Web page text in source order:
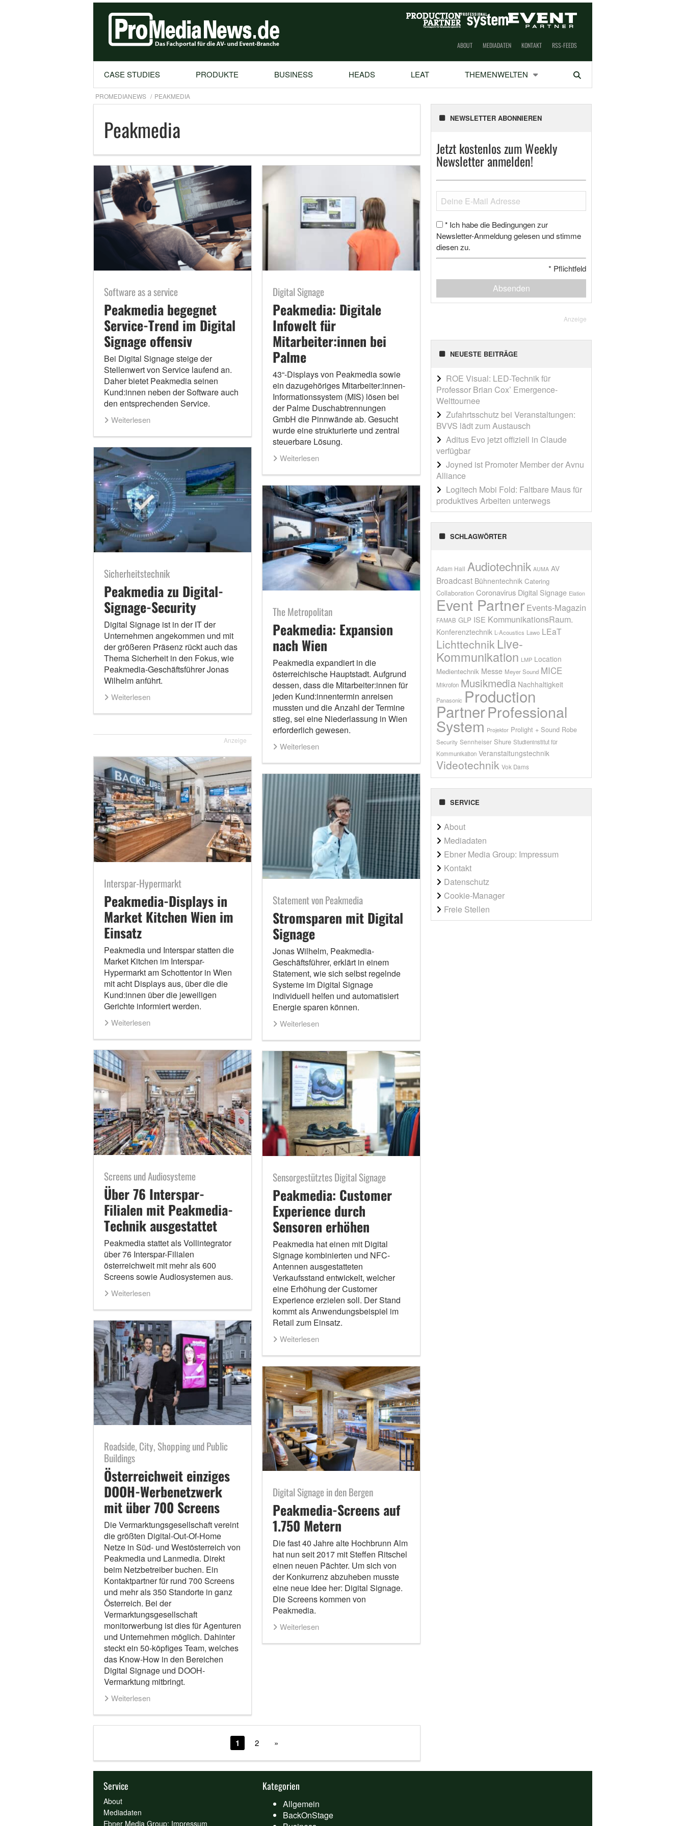
ABOUT MEDIADATEN KONTAKT RSS-FEEDS
CASE STUDIES PRODUKTE BUSINESS HEADS LEAT THEMENWELTEN Suchen
PROMEDIANEWS PEAKMEDIA
Peakmedia
Software as a service
Peakmedia begegnet
Service-Trend im Digital
Signage offensiv
Bei Digital Signage steige der
Stellenwert von Service laufend an.
Daher bietet Peakmedia seinen
Kund:innen neben der Software auch
den entsprechenden Service.
Weiterlesen
Sicherheitstechnik
Peakmedia zu Digital-
Signage-Security
Digital Signage ist in der IT der
Unternehmen angekommen und mit
der größeren Präsenz rückt auch das
Thema Sicherheit in den Fokus, wie
Peakmedia-Geschäftsführer Jonas
Wilhelm anführt.
Weiterlesen
Digital Signage
Peakmedia: Digitale
Infowelt für
Mitarbeiter:innen bei
Palme
43“-Displays von Peakmedia sowie
ein dazugehöriges Mitarbeiter:innen-
Informationssystem (MIS) lösen bei
der Palme Duschabtrennungen
GmbH die Pinnwände ab. Gesucht
wurde eine strukturierte und zentral
steuerbare Lösung.
Weiterlesen
Anzeige
The Metropolitan
Peakmedia: Expansion
nach Wien
Peakmedia expandiert in die
österreichische Hauptstadt. Aufgrund
dessen, dass die Mitarbeiter:innen für
jeden Kund:innentermin anreisen
mussten und die Anzahl der Termine
stieg, sei eine Niederlassung in Wien
erforderlich gewesen.
Weiterlesen
Interspar-Hypermarkt
Peakmedia-Displays in
Market Kitchen Wien im
Einsatz
Peakmedia und Interspar statten die
Market Kitchen im Interspar-
Hypermarkt am Schottentor in Wien
mit acht Displays aus, über die die
Kund:innen über die jeweiligen
Gerichte informiert werden.
Weiterlesen
Statement von Peakmedia
Stromsparen mit Digital
Signage
Jonas Wilhelm, Peakmedia-
Geschäftsführer, erklärt in einem
Statement, wie sich selbst regelnde
Systeme im Digital Signage
individuell helfen und automatisiert
Energie sparen können.
Weiterlesen
Screens und Audiosysteme
Über 76 Interspar-
Filialen mit Peakmedia-
Technik ausgestattet
Peakmedia stattet als Vollintegrator
über 76 Interspar-Filialen
österreichweit mit mehr als 600
Screens sowie Audiosystemen aus.
Weiterlesen
Sensorgestütztes Digital Signage
Peakmedia: Customer
Experience durch
Sensoren erhöhen
Peakmedia hat einen mit Digital
Signage kombinierten und NFC-
Antennen ausgestatteten
Verkaufsstand entwickelt, welcher
eine Erhöhung der Customer
Experience erzielen soll. Der Stand
kommt als Anwendungsbeispiel im
Retail zum Einsatz.
Weiterlesen
Roadside, City, Shopping und Public
Buildings
Österreichweit einziges
DOOH-Werbenetzwerk
mit über 700 Screens
Die Vermarktungsgesellschaft vereint
die größten Digital-Out-Of-Home
Netze in Süd- und Westösterreich von
Peakmedia und Lanmedia. Direkt
beim Netzbetreiber buchen. Ein
Kontaktpartner für rund 700 Screens
und mehr als 350 Standorte in ganz
Österreich. Bei der
Vermarktungsgesellschaft
monitorwerbung ist dies für Agenturen
und Unternehmen möglich. Dahinter
steckt ein 50-köpfiges Team, welches
das Know-How in den Bereichen
Digital Signage und DOOH-
Vermarktung mitbringt.
Weiterlesen
Digital Signage in den Bergen
Peakmedia-Screens auf
1.750 Metern
Die fast 40 Jahre alte Hochbrunn Alm
hat nun seit 2017 mit Steffen Ritschel
einen neuen Pächter. Um sich von
der Konkurrenz abzuheben musste
eine neue Idee her: Digital Signage.
Die Screens kommen von
Peakmedia.
Weiterlesen
1 2 »
NEWSLETTER ABONNIEREN
Jetzt kostenlos zum Weekly
Newsletter anmelden!
* Ich habe die Bedingungen zur
Newsletter-Anmeldung gelesen und stimme
diesen zu.
* Pflichtfeld
Absenden
Anzeige
NEUESTE BEITRÄGE
ROE Visual: LED-Technik für
Professor Brian Cox’ Emergence-
Welttournee
Zufahrtsschutz bei Veranstaltungen:
BVVS lädt zum Austausch
Aditus Evo jetzt offiziell in Claude
verfügbar
Joyned ist Promoter Member der Avnu
Alliance
Logitech Mobi Fold: Faltbare Maus für
produktives Arbeiten unterwegs
SCHLAGWÖRTER
Adam Hall Audiotechnik AUMA AV
Broadcast Bühnentechnik Catering
Collaboration Coronavirus Digital Signage Elation
Event Partner Events-Magazin
FAMAB GLP ISE KommunikationsRaum.
Konferenztechnik L-Acoustics Lawo LEaT
Lichttechnik Live-
Kommunikation LMP Location
Medientechnik Messe Meyer Sound MICE
Mikrofon Musikmedia Nachhaltigkeit
Panasonic Production
PartnerProfessional
System Projektor Prolight + Sound Robe
Security Sennheiser Shure Studieninstitut für
Kommunikation Veranstaltungstechnik
Videotechnik Vok Dams
SERVICE
About
Mediadaten
Ebner Media Group: Impressum
Kontakt
Datenschutz
Cookie-Manager
Freie Stellen
Service
About
Mediadaten
Ebner Media Group: Impressum
Kategorien
Allgemein
BackOnStage